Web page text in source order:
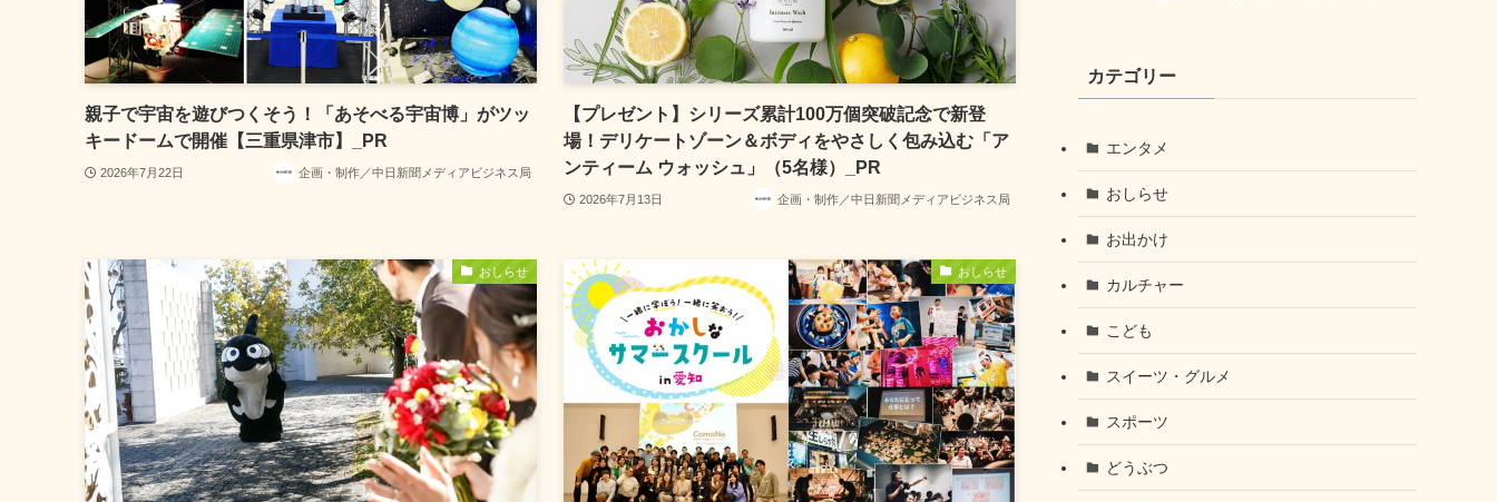
親子で宇宙を遊びつくそう！「あそべる宇宙博」がツッ
キードームで開催【三重県津市】_PR
2026年7月22日 企画・制作／中日新聞メディアビジネス局
【プレゼント】シリーズ累計100万個突破記念で新登
場！デリケートゾーン＆ボディをやさしく包み込む「ア
ンティーム ウォッシュ」（5名様）_PR
2026年7月13日 企画・制作／中日新聞メディアビジネス局
おしらせ おしらせ
カテゴリー
エンタメ
おしらせ
お出かけ
カルチャー
こども
スイーツ・グルメ
スポーツ
どうぶつ